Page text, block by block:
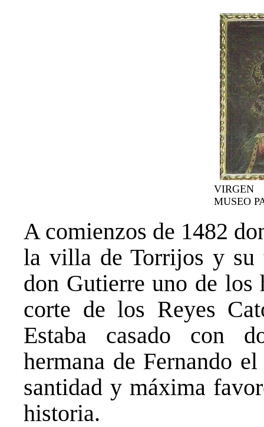
MUSEO
A comienzos de 1482
la villa de Torrijos y su
don Gutierre uno de los
corte de los Reyes
Estaba casado con
hermana de Fernando
santidad y máxima
historia.